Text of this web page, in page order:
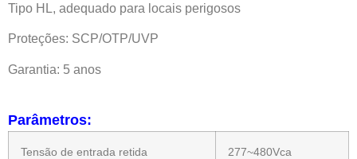
Tipo HL, adequado para locais perigosos
Proteções: SCP/OTP/UVP
Garantia: 5 anos
Parâmetros:
Tensão de entrada retida 277~480Vca